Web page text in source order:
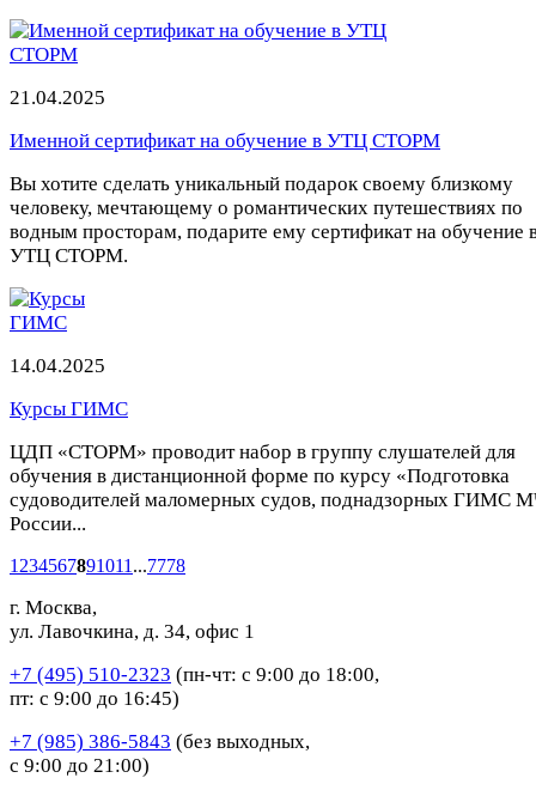
21.04.2025
Именной сертификат на обучение в УТЦ СТОРМ
Вы хотите сделать уникальный подарок своему близкому
человеку, мечтающему о романтических путешествиях по
водным просторам, подарите ему сертификат на обучение
УТЦ СТОРМ.
14.04.2025
Курсы ГИМС
ЦДП «СТОРМ» проводит набор в группу слушателей для
обучения в дистанционной форме по курсу «Подготовка
судоводителей маломерных судов, поднадзорных ГИМС
России...
1 234567891011 ...7778
г. Москва,
ул. Лавочкина, д. 34, офис 1
+7 (495) 510-2323 (пн-чт: с 9:00 до 18:00,
пт: с 9:00 до 16:45)
+7 (985) 386-5843 (без выходных,
с 9:00 до 21:00)